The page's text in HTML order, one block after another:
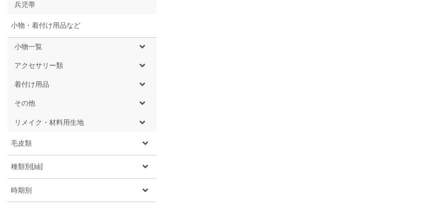
兵児帯
小物・着付け用品など
小物一覧
アクセサリー類
着付け用品
その他
リメイク・材料用生地
毛皮類
種類別[紬]
時期別